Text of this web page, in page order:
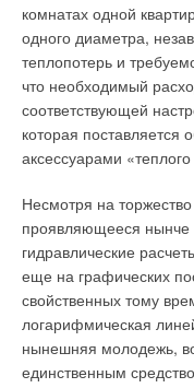
комнатах одной
одного диаметра,
теплопотерь и
что необходимый
соответствующей
которая поставляется
аксессуарами
Несмотря на
проявляющееся нынче
гидравлические
еще на графических
свойственных тому
логарифмическая
нынешняя молодежь,
единственным
Единственный выход
проектирования дома,
Именно так поступили
осуществлявшей
комплекса премиум-
Видном.
эксплуатацией
вперед, —
монтажной службы
установке
несколько
на первый этаж,
имеет собственный
ультразвуковым
комфортные условия
энергоэффективность
программы
1).
Комнатные термостаты
компактное решение.
устройствами просто и
конфигурируются и
приложений. RDG
универсальных
для систем VAV (будут
2010).Предусмотрена
RDF/RDU в систему
интегрированы в